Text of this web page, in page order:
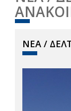
ΝΕΑ /